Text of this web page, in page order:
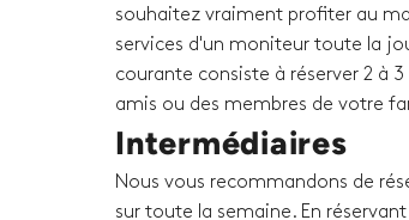
souhaitez vraiment profiter au
services d'un moniteur toute la
courante consiste à réserver 2 à
amis ou des membres de votre
Intermédiaires
Nous vous recommandons de
sur toute la semaine. En